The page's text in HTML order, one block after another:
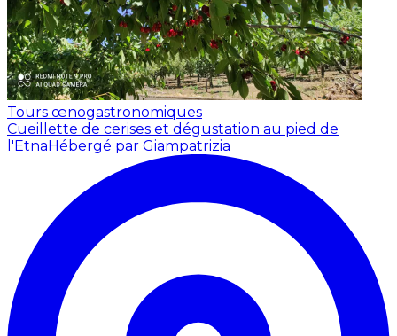
Tours œnogastronomiques
Cueillette de cerises et dégustation au pied de
l'Etna Hébergé par Giampatrizia